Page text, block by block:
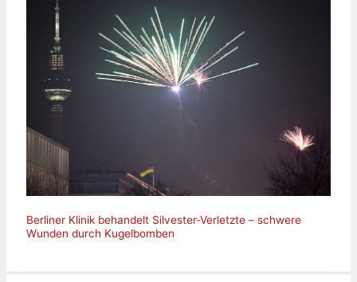
Berliner Klinik behandelt Silvester-Verletzte – schwere
Wunden durch Kugelbomben